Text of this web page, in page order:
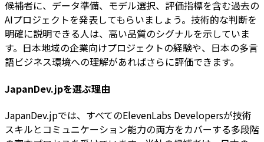
候補者に、データ準備、モデル選択、評価指標を含む過去の
AIプロジェクトを発表してもらいましょう。技術的な判断を
明確に説明できる人は、高い品質のシグナルを示していま
す。日本地域の企業向けプロジェクトの経験や、日本の多言
語ビジネス環境への理解があればさらに評価できます。
JapanDev.jpを選ぶ理由
JapanDev.jpでは、すべてのElevenLabs Developersが技術
スキルとコミュニケーション能力の両方をカバーする多段階